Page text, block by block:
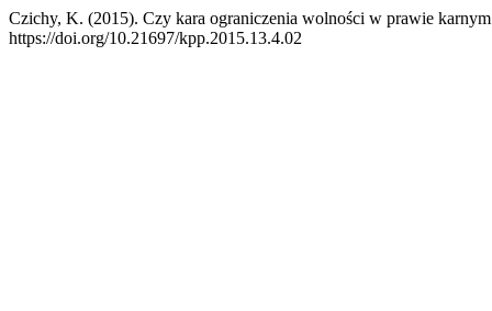
Czichy, K. (2015). Czy kara ograniczenia wolności w prawie
https://doi.org/10.21697/kpp.2015.13.4.02